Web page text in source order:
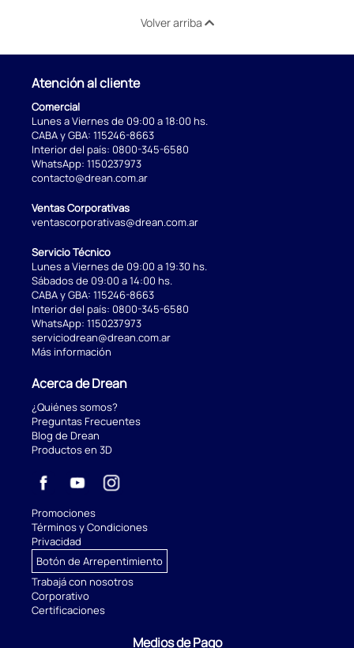
Volver arriba
Atención al cliente
Comercial
Lunes a Viernes de 09:00 a 18:00 hs.
CABA y GBA: 115246-8663
Interior del país: 0800-345-6580
WhatsApp: 1150237973
contacto@drean.com.ar
Ventas Corporativas
ventascorporativas@drean.com.ar
Servicio Técnico
Lunes a Viernes de 09:00 a 19:30 hs.
Sábados de 09:00 a 14:00 hs.
CABA y GBA: 115246-8663
Interior del país: 0800-345-6580
WhatsApp: 1150237973
serviciodrean@drean.com.ar
Más información
Acerca de Drean
¿Quiénes somos?
Preguntas Frecuentes
Blog de Drean
Productos en 3D
Promociones
Términos y Condiciones
Privacidad
Botón de Arrepentimiento
Trabajá con nosotros
Corporativo
Certificaciones
Medios de Pago